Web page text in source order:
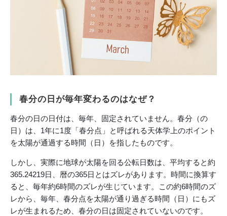
春分の日が毎年変わるのはなぜ？
春分の日の日付は、毎年、固定されていません。春分（の
日）は、1年に1度「春分点」と呼ばれる天体学上のポイント
を太陽が通過する時間（日）を指したものです。
しかし、実際に地球が太陽を回る公転日数は、平均すると約
365.24219日、暦の365日とはズレがあります。時間に換算す
ると、毎年約6時間のズレが生じています。この約6時間のズ
レから、毎年、春分点を太陽が通り過ぎる時間（日）にもズ
レが生まれるため、春分の日は固定されていないのです。